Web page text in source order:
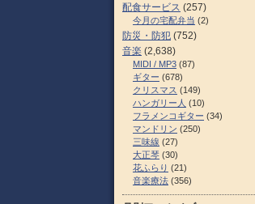
配食サービス (257)
今月の宅配弁当 (2)
防災・防犯 (752)
音楽 (2,638)
MIDI / MP3 (87)
ギター (678)
クリスマス (149)
ハンガリー人 (10)
フラメンコギター (34)
マンドリン (250)
三味線 (27)
大正琴 (30)
花ふらり (21)
音楽療法 (356)